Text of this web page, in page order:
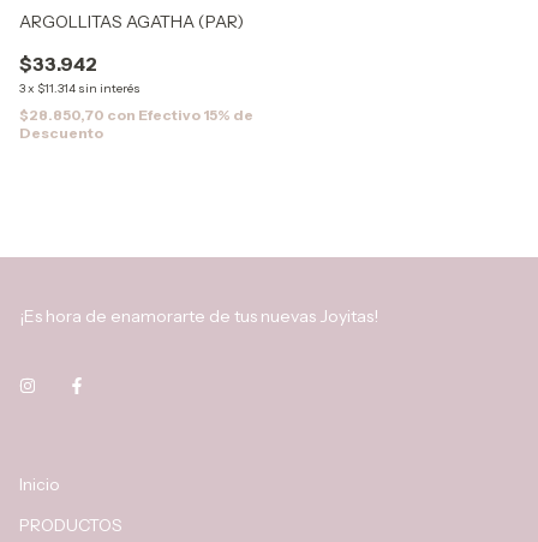
ARGOLLITAS AGATHA (PAR)
$33.942
3x $11.314 sin interés
$28.850,70 con Efectivo 15% de
Descuento
¡Es hora de enamorarte de tus nuevas Joyitas!
Inicio
PRODUCTOS